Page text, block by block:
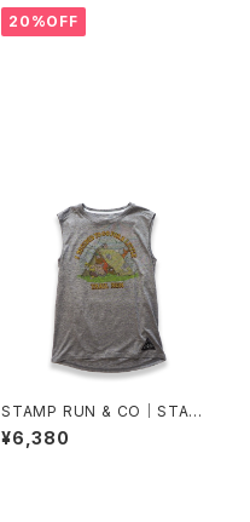
20%OFF
STAMP RUN & CO｜STAMP
DAILY TANK (LIFE IN THE
WOODS )
¥6,380